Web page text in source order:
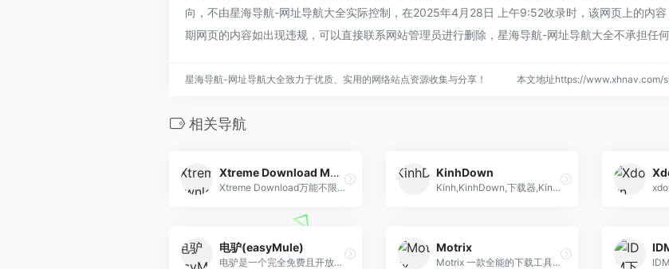
向，不由星海导航-网址导航大全实际控制，在2025年4月28日 上午9:52收录时，该网页上的内
期网页的内容如出现违规，可以直接联系网站管理员进行删除，星海导航-网址导航大全不承担任何
星海导航-网址导航大全致力于优质、实用的网络站点资源收集与分享！ 本文地址https://www.xhnav.com/
相关导航
Xtreme Download Manager
Xtreme Download万能不限速下载，支持普通下载连接、百度网盘、视频下载等
KinhDown
Kinh,KinhDown,下载器,KinhDown - 下载器
电驴(easyMule)
电驴是一个完全免费且开放源代码的P2P资源下载和分享软件，利用电驴可以将全世界所有的计算机和服务器整合成一个巨大的资源分享网络。
Motrix
Motrix 一款全能的下载工具，支持下载 HTTP、FTP、BT、磁力链接等资源